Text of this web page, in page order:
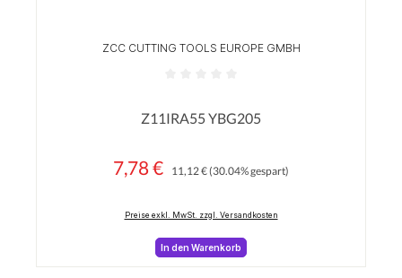
ZCC CUTTING TOOLS EUROPE GMBH
Z11IRA55 YBG205
Verkaufspreis:
7,78 € 11,12 €(30.04% gespart)
Preise exkl. MwSt. zzgl. Versandkosten
In den Warenkorb